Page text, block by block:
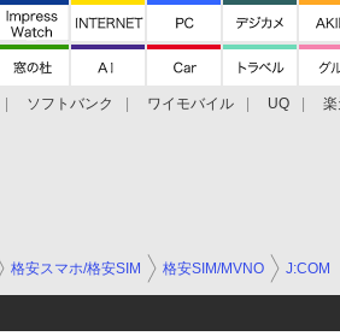
ソフトバンク ワイモバイル UQ 楽
格安スマホ/格安SIM 格安SIM/MVNO J:COM